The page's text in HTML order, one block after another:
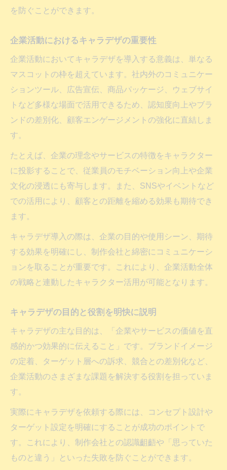
を防ぐことができます。
企業活動におけるキャラデザの重要性
企業活動においてキャラデザを導入する意義は、単なる
マスコットの枠を超えています。社内外のコミュニケー
ションツール、広告宣伝、商品パッケージ、ウェブサイ
トなど多様な場面で活用できるため、認知度向上やブラ
ンドの差別化、顧客エンゲージメントの強化に直結しま
す。
たとえば、企業の理念やサービスの特徴をキャラクター
に投影することで、従業員のモチベーション向上や企業
文化の浸透にも寄与します。また、SNSやイベントなど
での活用により、顧客との距離を縮める効果も期待でき
ます。
キャラデザ導入の際は、企業の目的や使用シーン、期待
する効果を明確にし、制作会社と綿密にコミュニケーシ
ョンを取ることが重要です。これにより、企業活動全体
の戦略と連動したキャラクター活用が可能となります。
キャラデザの目的と役割を明快に説明
キャラデザの主な目的は、「企業やサービスの価値を直
感的かつ効果的に伝えること」です。ブランドイメージ
の定着、ターゲット層への訴求、競合との差別化など、
企業活動のさまざまな課題を解決する役割を担っていま
す。
実際にキャラデザを依頼する際には、コンセプト設計や
ターゲット設定を明確にすることが成功のポイントで
す。これにより、制作会社との認識齟齬や「思っていた
ものと違う」といった失敗を防ぐことができます。